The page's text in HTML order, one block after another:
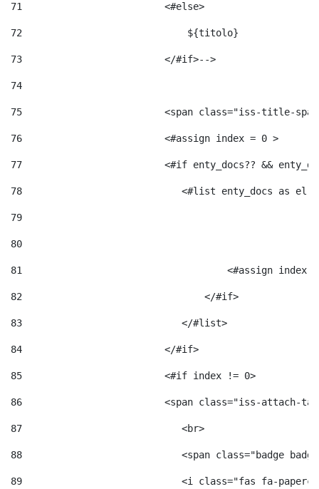
71
                         <#else>
72
                             ${titolo}
73
                         </#if>-->
74
75
<span class="iss-title-
76
                         <#assign index = 0 >
77
<#if enty_docs?? &&
78
<#list enty_docs as el
79
80
81
<#assign index
82
                                </#if>
83
                            </#list>
84
                         </#if>
85
                         <#if index != 0>
86
<span class="iss-attach-
87
                            <br>
88
<span class="badge
89
<i class="fas fa-